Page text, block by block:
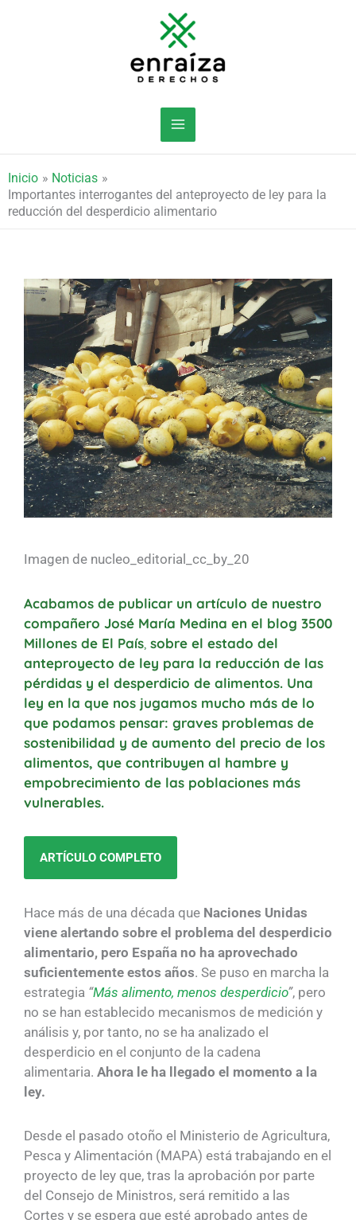
Inicio
Noticias
Importantes interrogantes del anteproyecto de ley para la
reducción del desperdicio alimentario
Imagen de nucleo_editorial_cc_by_20
Acabamos de publicar un artículo de nuestro
compañero José María Medina en el blog 3500
Millones de El País sobre el estado del
anteproyecto de ley para la reducción de las
pérdidas y el desperdicio de alimentos. Una
ley en la que nos jugamos mucho más de lo
que podamos pensar: graves problemas de
sostenibilidad y de aumento del precio de los
alimentos, que contribuyen al hambre y
empobrecimiento de las poblaciones más
vulnerables.
ARTÍCULO COMPLETO
Hace más de una década que Naciones Unidas
viene alertando sobre el problema del desperdicio
alimentario, pero España no ha aprovechado
suficientemente estos años. Se puso en marcha la
estrategia “Más alimento, menos desperdicio”, pero
no se han establecido mecanismos de medición y
análisis y, por tanto, no se ha analizado el
desperdicio en el conjunto de la cadena
alimentaria. Ahora le ha llegado el momento a la
ley.
Desde el pasado otoño el Ministerio de Agricultura,
Pesca y Alimentación (MAPA) está trabajando en el
proyecto de ley que, tras la aprobación por parte
del Consejo de Ministros, será remitido a las
Cortes y se espera que esté aprobado antes de